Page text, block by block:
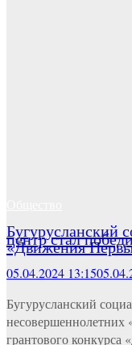
Бугурусланский
центр стал
«Движения
05.04.2024 13:15
Бугурусланский
несовершеннолетних
грантового